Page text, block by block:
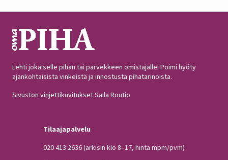
Lehti jokaiselle pihan tai parvekkeen omistajalle! Poimi hyöty
ajankohtaisista vinkeistä ja innostusta pihatarinoista.
Sivuston vinjettikuvitukset Saila Routio
Tilaajapalvelu
020 413 2636(arkisin klo 8–17, hinta mpm/pvm)